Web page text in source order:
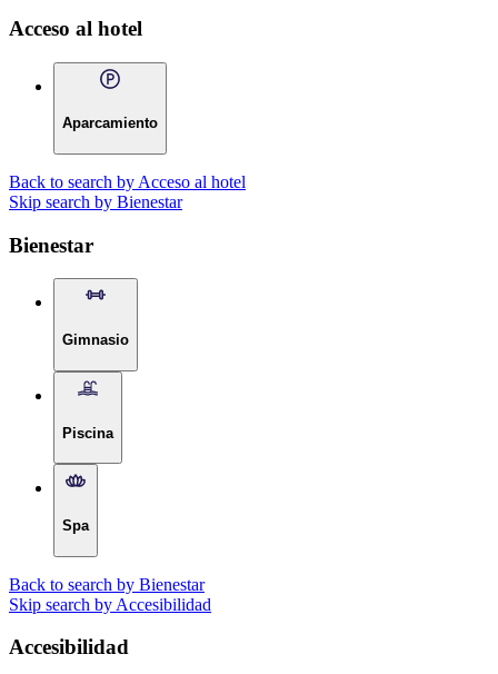
Acceso al hotel
Aparcamiento
Back to search by Acceso al hotel
Skip search by Bienestar
Bienestar
Gimnasio
Piscina
Spa
Back to search by Bienestar
Skip search by Accesibilidad
Accesibilidad